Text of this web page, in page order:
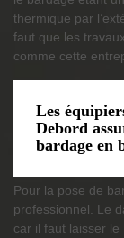
thermique par
faut que les
comme cette
Les
Debord
bardage en
Pour la pose de
professionnel. Le
car il faut laisser le